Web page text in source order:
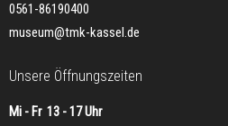
0561-86190400
museum@tmk-kassel.de
Unsere Öffnungszeiten
Mi - Fr 13 - 17 Uhr